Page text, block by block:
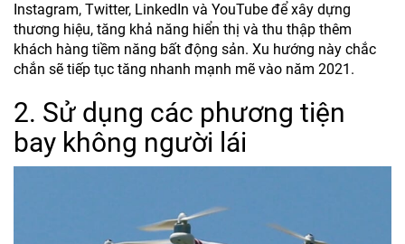
Instagram, Twitter, LinkedIn và YouTube để xây dựng
thương hiệu, tăng khả năng hiển thị và thu thập thêm
khách hàng tiềm năng bất động sản. Xu hướng này chắc
chắn sẽ tiếp tục tăng nhanh mạnh mẽ vào năm 2021.
2. Sử dụng các phương tiện
bay không người lái